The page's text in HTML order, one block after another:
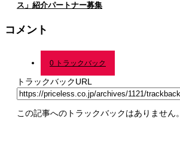
ス」紹介パートナー募集
コメント
0 トラックバック
トラックバックURL
この記事へのトラックバックはありません。